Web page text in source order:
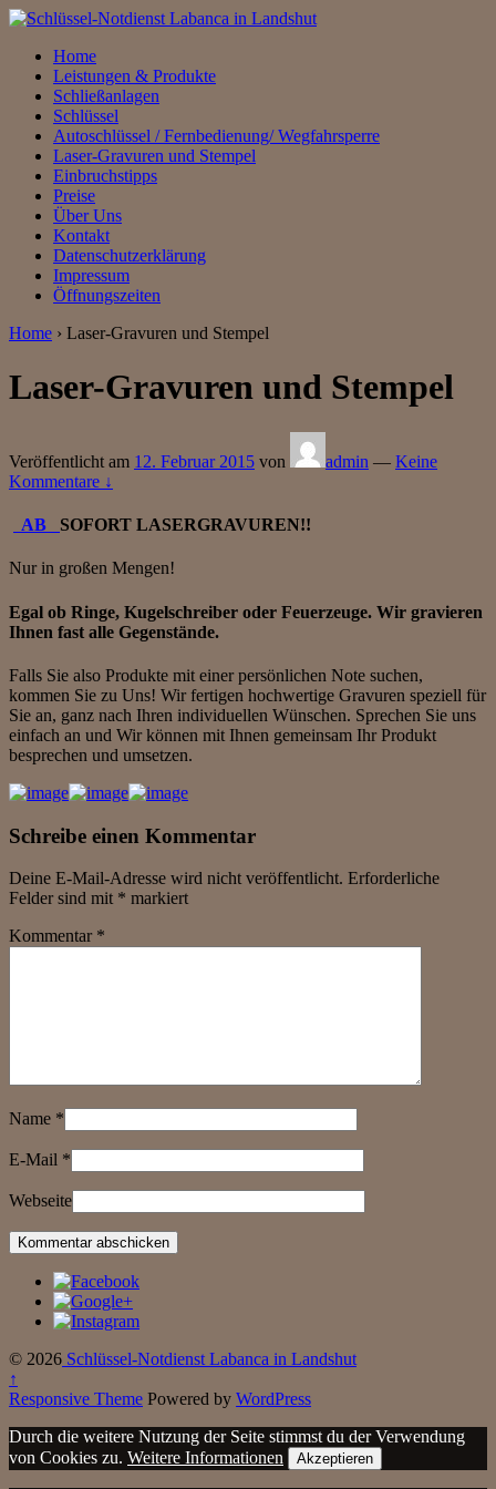
↓
zentralen
Inhalt
Home
Leistungen & Produkte
Schließanlagen
Schlüssel
Autoschlüssel / Fernbedienung/ Wegfahrsperre
Laser-Gravuren und Stempel
Einbruchstipps
Preise
Über Uns
Kontakt
Datenschutzerklärung
Impressum
Öffnungszeiten
Home › Laser-Gravuren und Stempel
Laser-Gravuren und Stempel
Veröffentlicht am 12. Februar 2015 von admin — Keine
Kommentare ↓
AB SOFORT LASERGRAVUREN!!
Nur in großen Mengen!
Egal ob Ringe, Kugelschreiber oder Feuerzeuge. Wir gravieren
Ihnen fast alle Gegenstände.
Falls Sie also Produkte mit einer persönlichen Note suchen,
kommen Sie zu Uns! Wir fertigen hochwertige Gravuren speziell für
Sie an, ganz nach Ihren individuellen Wünschen. Sprechen Sie uns
einfach an und Wir können mit Ihnen gemeinsam Ihr Produkt
besprechen und umsetzen.
Schreibe einen Kommentar
Deine E-Mail-Adresse wird nicht veröffentlicht. Erforderliche
Felder sind mit * markiert
Kommentar *
Name *
E-Mail *
Webseite
© 2026 Schlüssel-Notdienst Labanca in Landshut
↑
Responsive Theme Powered by WordPress
Durch die weitere Nutzung der Seite stimmst du der Verwendung
von Cookies zu. Weitere Informationen Akzeptieren